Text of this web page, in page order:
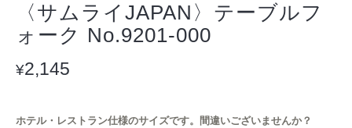
〈サムライJAPAN〉テーブルフ
ォーク No.9201-000
¥2,145
ホテル・レストラン仕様のサイズです。間違いございませんか？